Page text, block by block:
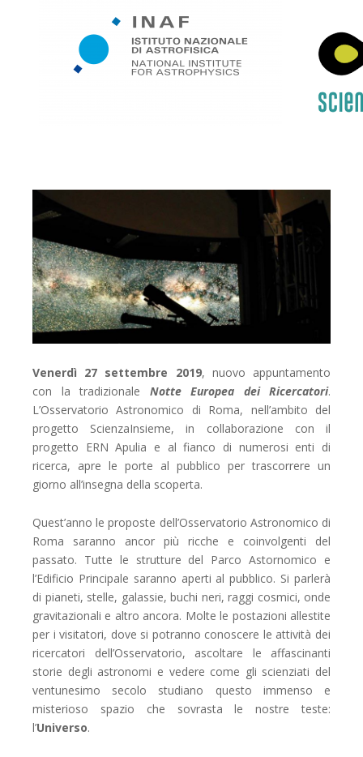
Venerdì 27 settembre 2019, nuovo appuntamento
con la tradizionale Notte Europea dei Ricercatori.
L’Osservatorio Astronomico di Roma, nell’ambito del
progetto ScienzaInsieme, in collaborazione con il
progetto ERN Apulia e al fianco di numerosi enti di
ricerca, apre le porte al pubblico per trascorrere un
giorno all’insegna della scoperta.
Quest’anno le proposte dell’Osservatorio Astronomico di
Roma saranno ancor più ricche e coinvolgenti del
passato. Tutte le strutture del Parco Astornomico e
l’Edificio Principale saranno aperti al pubblico. Si parlerà
di pianeti, stelle, galassie, buchi neri, raggi cosmici, onde
gravitazionali e altro ancora. Molte le postazioni allestite
per i visitatori, dove si potranno conoscere le attività dei
ricercatori dell’Osservatorio, ascoltare le affascinanti
storie degli astronomi e vedere come gli scienziati del
ventunesimo secolo studiano questo immenso e
misterioso spazio che sovrasta le nostre teste:
l’Universo.